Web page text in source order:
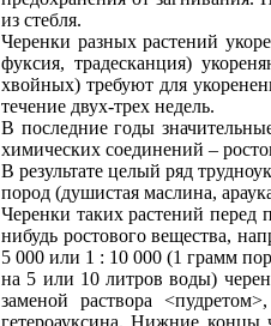
из стебля.
Черенки разных растений
фуксия, традесканция)
хвойных) требуют для
течение двух-трех недель.
В последние годы
химических соединений –
В результате целый ряд
пород (душистая маслина,
Черенки таких растений
нибудь ростового вещества,
5 000 или 1 : 10 000 (1 грамм
на 5 или 10 литров воды)
заменой раствора
гетероауксина. Нижние концы